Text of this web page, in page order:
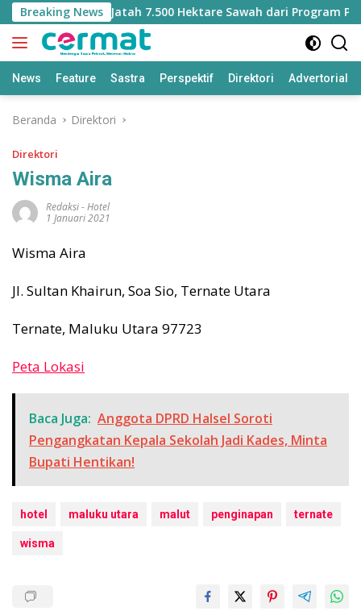
Langsung
ke
konten
Breaking News
Kehilangan Jatah 7.500 Hektare Sawah dari Program Pusat
News Feature Sastra Perspektif Direktori Advertorial
Beranda Direktori
Direktori
Wisma Aira
Redaksi-Hotel
1 Januari 2021
Wisma Aira
Jl. Sultan Khairun, Soa Sio, Ternate Utara
Ternate, Maluku Utara 97723
Peta Lokasi
Baca Juga: Anggota DPRD Halsel Soroti
Pengangkatan Kepala Sekolah Jadi Kades, Minta
Bupati Hentikan!
hotel maluku utara malut penginapan ternate
wisma